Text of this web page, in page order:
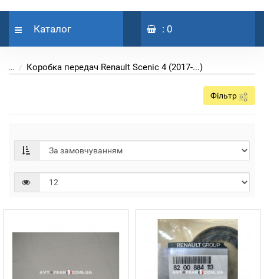
Каталог : 0
... Коробка передач Renault Scenic 4 (2017-...)
Фільтр